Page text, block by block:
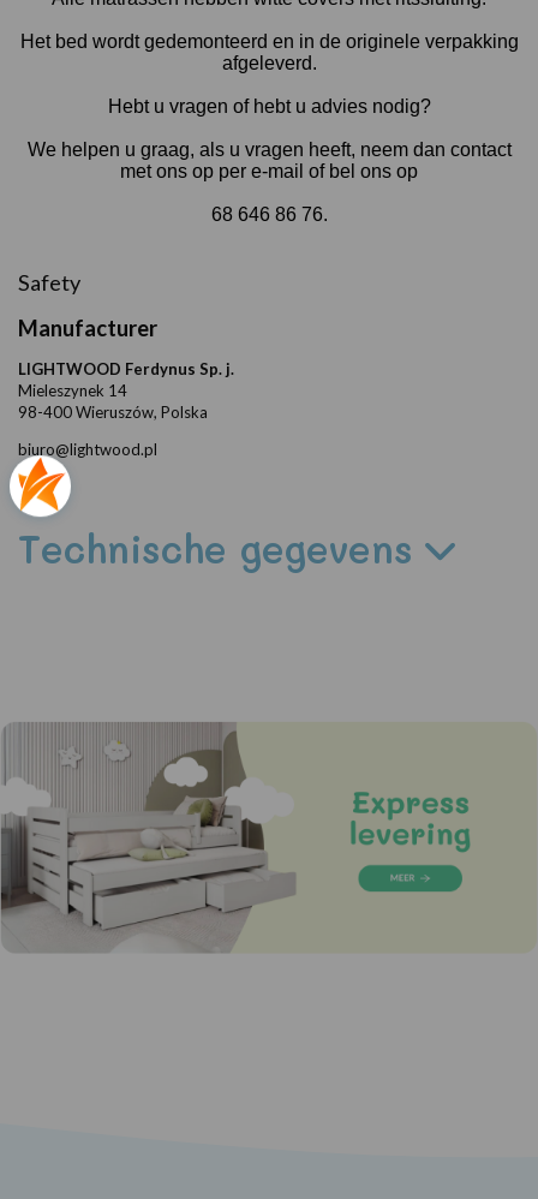
Het bed wordt gedemonteerd en in de originele verpakking
afgeleverd.
Hebt u vragen of hebt u advies nodig?
We helpen u graag, als u vragen heeft, neem dan contact
met ons op per e-mail of bel ons op
68 646 86 76.
Safety
Manufacturer
LIGHTWOOD Ferdynus Sp. j.
Mieleszynek 14
98-400 Wieruszów, Polska
biuro@lightwood.pl
Technische gegevens